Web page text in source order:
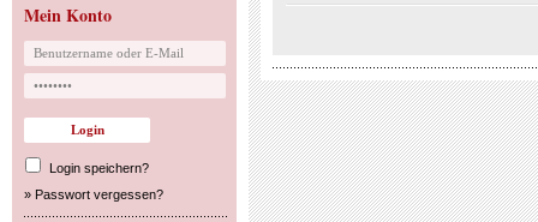
Mein Konto
Login speichern?
» Passwort vergessen?